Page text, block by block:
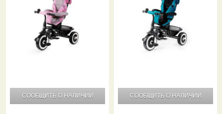
СООБЩИТЬ О НАЛИЧИИ СООБЩИТЬ О НАЛИЧИИ